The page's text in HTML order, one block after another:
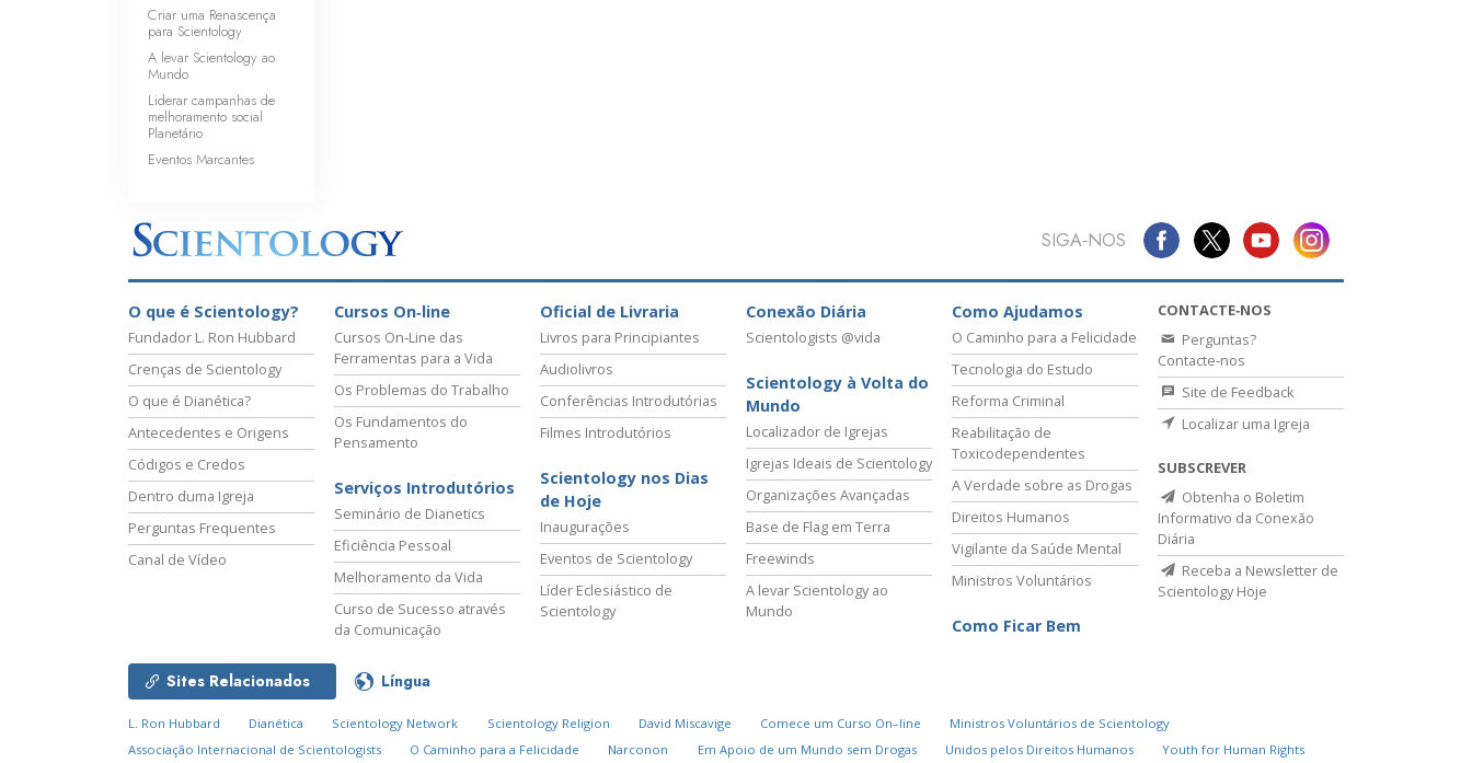
Criar uma Renascença
para Scientology
A levar Scientology ao
Mundo
Liderar campanhas de
melhoramento social
Planetário
Eventos Marcantes
SIGA‑NOS
O que é Scientology?
Fundador L. Ron Hubbard
Crenças de Scientology
O que é Dianética?
Antecedentes e Origens
Códigos e Credos
Dentro duma Igreja
Perguntas Frequentes
Canal de Vídeo
Cursos On‑line
Cursos On‑Line das
Ferramentas para a Vida
Os Problemas do Trabalho
Os Fundamentos do
Pensamento
Serviços Introdutórios
Seminário de Dianetics
Eficiência Pessoal
Melhoramento da Vida
Curso de Sucesso através
da Comunicação
Oficial de Livraria
Livros para Principiantes
Audiolivros
Conferências Introdutórias
Filmes Introdutórios
Scientology nos Dias
de Hoje
Inaugurações
Eventos de Scientology
Líder Eclesiástico de
Scientology
Conexão Diária
Scientologists @vida
Scientology à Volta do
Mundo
Localizador de Igrejas
Igrejas Ideais de Scientology
Organizações Avançadas
Base de Flag em Terra
Freewinds
A levar Scientology ao
Mundo
Como Ajudamos
O Caminho para a Felicidade
Tecnologia do Estudo
Reforma Criminal
Reabilitação de
Toxicodependentes
A Verdade sobre as Drogas
Direitos Humanos
Vigilante da Saúde Mental
Ministros Voluntários
Como Ficar Bem
CONTACTE‑NOS
Perguntas?
Contacte‑nos
Site de Feedback
Localizar uma Igreja
SUBSCREVER
Obtenha o Boletim
Informativo da Conexão
Diária
Receba a Newsletter de
Scientology Hoje
Sites Relacionados Língua
L. Ron Hubbard Dianética Scientology Network Scientology Religion David Miscavige Comece um Curso On–line
Ministros Voluntários de Scientology
Associação Internacional de Scientologists
O Caminho para a Felicidade Narconon Em Apoio de um Mundo sem Drogas Unidos pelos Direitos Humanos Youth for Human Rights